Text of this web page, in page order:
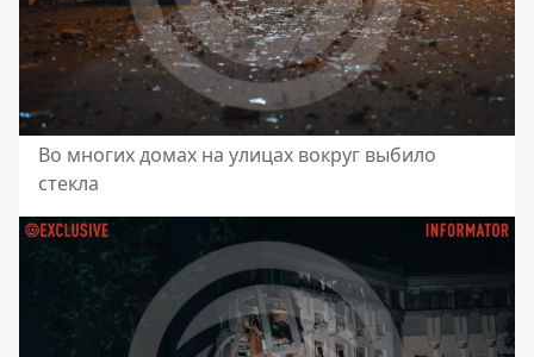
Во многих домах на улицах вокруг выбило
стекла